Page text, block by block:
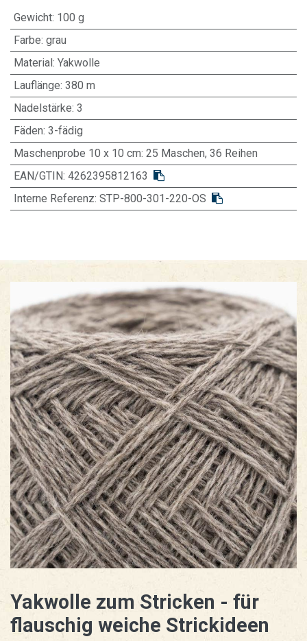
Gewicht: 100 g
Farbe: grau
Material: Yakwolle
Lauflänge: 380 m
Nadelstärke: 3
Fäden: 3-fädig
Maschenprobe 10 x 10 cm: 25 Maschen, 36 Reihen
EAN/GTIN: 4262395812163
Interne Referenz: STP-800-301-220-OS
Yakwolle zum Stricken - für
flauschig weiche Strickideen